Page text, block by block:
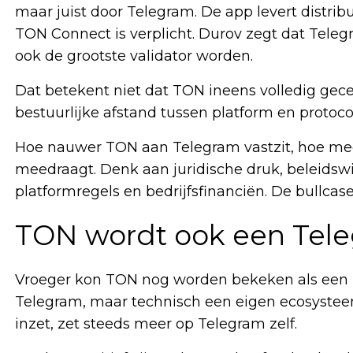
maar juist door Telegram. De app levert
TON Connect is verplicht. Durov zegt dat
ook de grootste validator worden.
Dat betekent niet dat TON ineens volledig
bestuurlijke afstand tussen platform en
Hoe nauwer TON aan Telegram vastzit, hoe
meedraagt. Denk aan juridische druk,
platformregels en bedrijfsfinanciën. De
TON wordt ook een
Vroeger kon TON nog worden bekeken als
Telegram, maar technisch een eigen
inzet, zet steeds meer op Telegram zelf.